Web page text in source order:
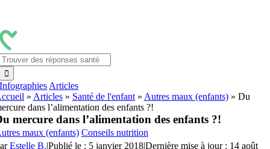
contenu
Infographies Articles
» Articles» Santé de l'enfant» Autres maux (enfants)» Du
dans l’alimentation des enfants ?!
mercure dans l’alimentation des enfants ?!
maux (enfants) Conseils nutrition
Estelle B.|Publié le : 5 janvier 2018|Dernière mise à jour : 14 août